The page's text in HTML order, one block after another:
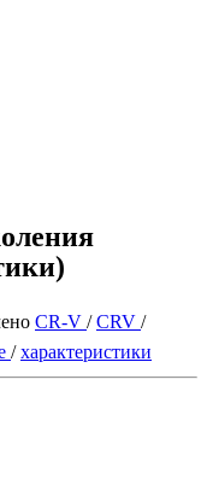
CR-V /CRV /
/характеристики